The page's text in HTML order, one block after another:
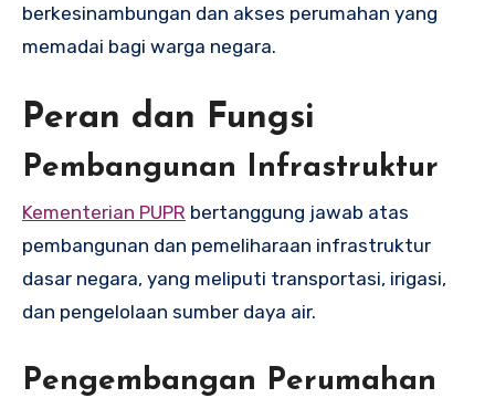
berkesinambungan dan akses perumahan yang
memadai bagi warga negara.
Peran dan Fungsi
Pembangunan Infrastruktur
Kementerian PUPR bertanggung jawab atas
pembangunan dan pemeliharaan infrastruktur
dasar negara, yang meliputi transportasi, irigasi,
dan pengelolaan sumber daya air.
Pengembangan Perumahan